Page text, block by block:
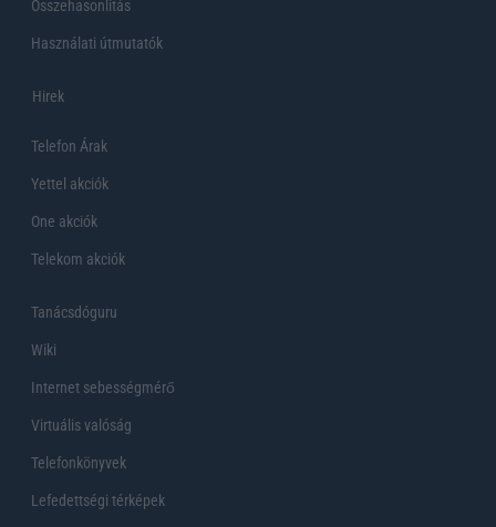
Összehasonlítás
Használati útmutatók
Hirek
Telefon Árak
Yettel akciók
One akciók
Telekom akciók
Tanácsdóguru
Wiki
Internet sebességmérő
Virtuális valóság
Telefonkönyvek
Lefedettségi térképek